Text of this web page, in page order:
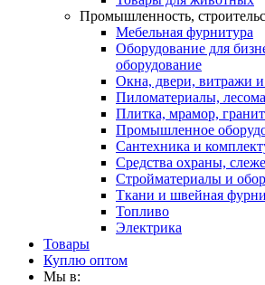
Промышленность,
Мебельная фурнитура
Оборудование для
оборудование
Окна, двери, витражи
Пиломатериалы,
Плитка, мрамор, гранит
Промышленное
Сантехника и
Средства охраны,
Стройматериалы и
Ткани и швейная
Топливо
Электрика
Товары
Куплю оптом
Мы в: